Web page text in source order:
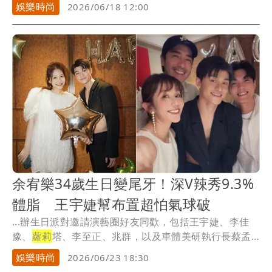
娛樂時尚 2026/06/18 12:00
余宥樂34歲生日變尾牙！深V辣秀9.3%
體脂 王宇婕幫布置超怕氣球破
...辦生日派對邀請演藝圈好友同歡，包括王宇婕、李佳
豫、 蘿莉塔、李至正、兆群，以及車體美研執行長蔡孟
君等人...
娛樂時尚 2026/06/23 18:30